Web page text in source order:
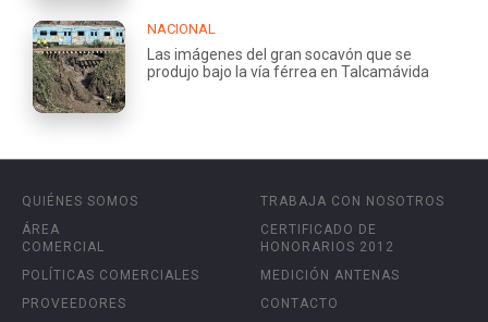
NACIONAL
Las imágenes del gran socavón que se
produjo bajo la vía férrea en Talcamávida
QUIÉNES SOMOS
ÁREA
COMERCIAL
POLÍTICAS COMERCIALES
PROVEEDORES
TRABAJA CON NOSOTROS
CERTIFICADO DE
HONORARIOS 2012
MEDICIÓN ANTENAS
CONTACTO